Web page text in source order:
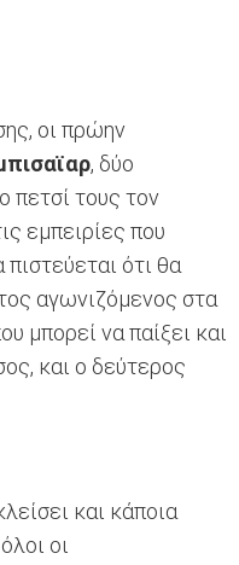
οι πρώην
, δύο
πετσί τους τον
εμπειρίες που
ότι θα
αγωνιζόμενος στα
μπορεί να παίξει και
και ο δεύτερος
και κάποια
οι